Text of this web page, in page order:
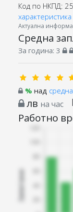
Код по НКПД:
характеристика
Актуална
Средна
За година: 3
% над
лв на час |
Работно